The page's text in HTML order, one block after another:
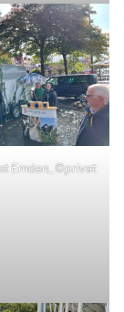
Emden_©privat